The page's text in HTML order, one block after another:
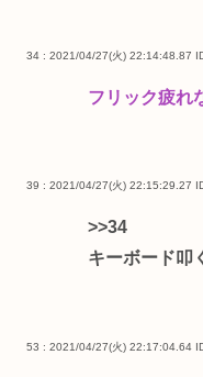
34 : 2021/04/27(火) 22:14:48.87
フリック疲れ
39 : 2021/04/27(火) 22:15:29.27
>>34
キーボード叩
53 : 2021/04/27(火) 22:17:04.64